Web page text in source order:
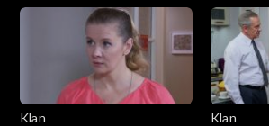
3601–3700
3501–3600
3401–3500
Klan
Klan